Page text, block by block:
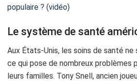
populaire ? (vidéo)
Le système de santé
Aux États-Unis, les soins de santé ne
ce qui pose de nombreux problèmes
leurs familles. Tony Snell, ancien